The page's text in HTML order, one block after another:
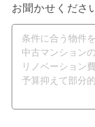
お聞かせくださ